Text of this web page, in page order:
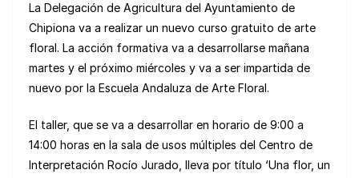
at
s
A
p
p
c
e
b
o
o
k
ail e
gr
a
m
e
s
k
y
C
h
at
n
e
a
e
m
La Delegación de Agricultura del Ayuntamiento de
Chipiona va a realizar un nuevo curso gratuito de arte
floral. La acción formativa va a desarrollarse mañana
martes y el próximo miércoles y va a ser impartida de
nuevo por la Escuela Andaluza de Arte Floral.
El taller, que se va a desarrollar en horario de 9:00 a
14:00 horas en la sala de usos múltiples del Centro de
Interpretación Rocío Jurado, lleva por título ‘Una flor, un